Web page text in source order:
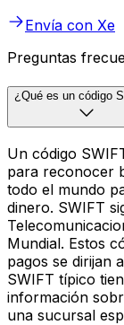
Envía con Xe
Preguntas
¿Qué es un código
Un código
para reconocer
todo el mundo
dinero. SWIFT
Mundial. Estos
pagos se dirijan
SWIFT típico
información
una sucursal